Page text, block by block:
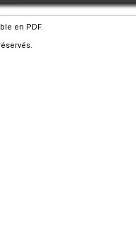
en PDF.